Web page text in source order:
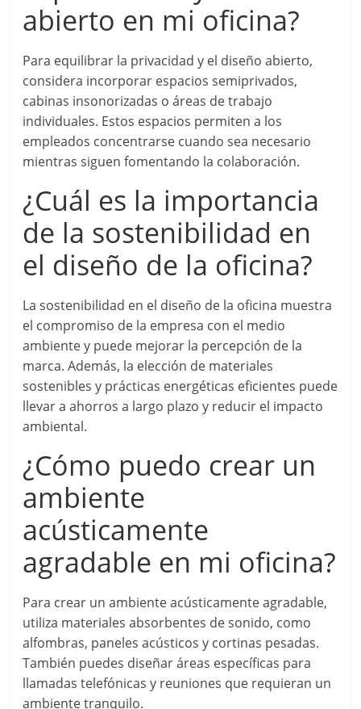
abierto en mi oficina?
Para equilibrar la privacidad y el diseño abierto,
considera incorporar espacios semiprivados,
cabinas insonorizadas o áreas de trabajo
individuales. Estos espacios permiten a los
empleados concentrarse cuando sea necesario
mientras siguen fomentando la colaboración.
¿Cuál es la importancia
de la sostenibilidad en
el diseño de la oficina?
La sostenibilidad en el diseño de la oficina muestra
el compromiso de la empresa con el medio
ambiente y puede mejorar la percepción de la
marca. Además, la elección de materiales
sostenibles y prácticas energéticas eficientes puede
llevar a ahorros a largo plazo y reducir el impacto
ambiental.
¿Cómo puedo crear un
ambiente
acústicamente
agradable en mi oficina?
Para crear un ambiente acústicamente agradable,
utiliza materiales absorbentes de sonido, como
alfombras, paneles acústicos y cortinas pesadas.
También puedes diseñar áreas específicas para
llamadas telefónicas y reuniones que requieran un
ambiente tranquilo.